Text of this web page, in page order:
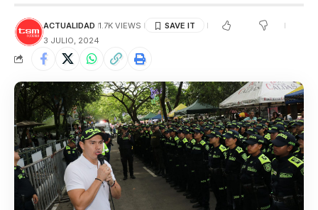
ACTUALIDAD 1.7K VIEWS
3 JULIO, 2024